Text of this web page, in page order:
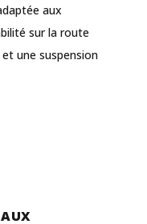
aux
sur la route
une suspension